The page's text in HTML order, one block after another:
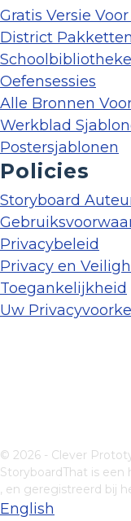
Gratis Versie
District Pakketten
Oefensessies
Alle Bronnen
Werkblad
Postersjablonen
Policies
Storyboard
Privacybeleid
Privacy en
Toegankelijkheid
Uw
© 2026 - Clever
StoryboardThat is een
, en geregistreerd bij
English